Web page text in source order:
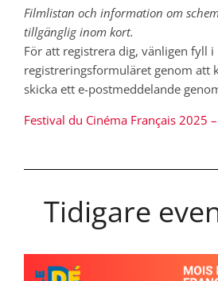
Filmlistan och information om
tillgänglig inom kort.
För att registrera dig, vänligen fyll i
registreringsformuläret genom att
skicka ett e-postmeddelande
Festival du Cinéma Français 2025
Tidigare